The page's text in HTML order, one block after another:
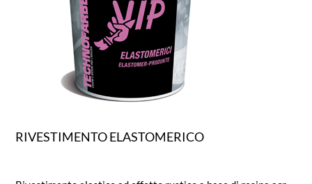
RIVESTIMENTO ELASTOMERICO